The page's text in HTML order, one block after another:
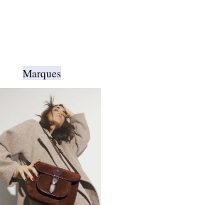
Marques